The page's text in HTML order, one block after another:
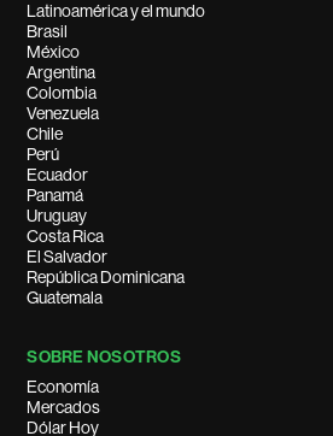
Latinoamérica y el mundo
Brasil
México
Argentina
Colombia
Venezuela
Chile
Perú
Ecuador
Panamá
Uruguay
Costa Rica
El Salvador
República Dominicana
Guatemala
SOBRE NOSOTROS
Economía
Mercados
Dólar Hoy